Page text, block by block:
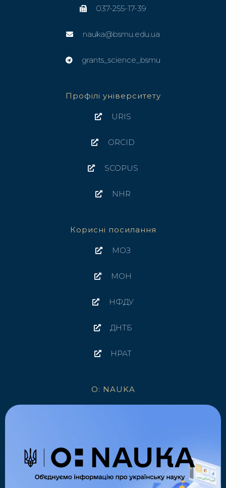
037-255-17-39
nauka@bsmu.edu.ua
grants_science_bsmu
Профілі університету
URIS
ORCID
SCOPUS
NHR
Корисні посилання
МОЗ
МОН
НФДУ
ДНТБ
НРАТ
O: NAUKA